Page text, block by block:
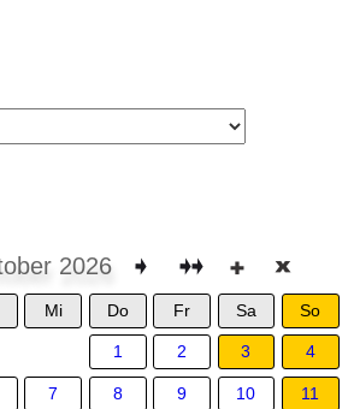
2026
Mi Do Fr Sa So
1 2 3 4
7 8 9 10 11